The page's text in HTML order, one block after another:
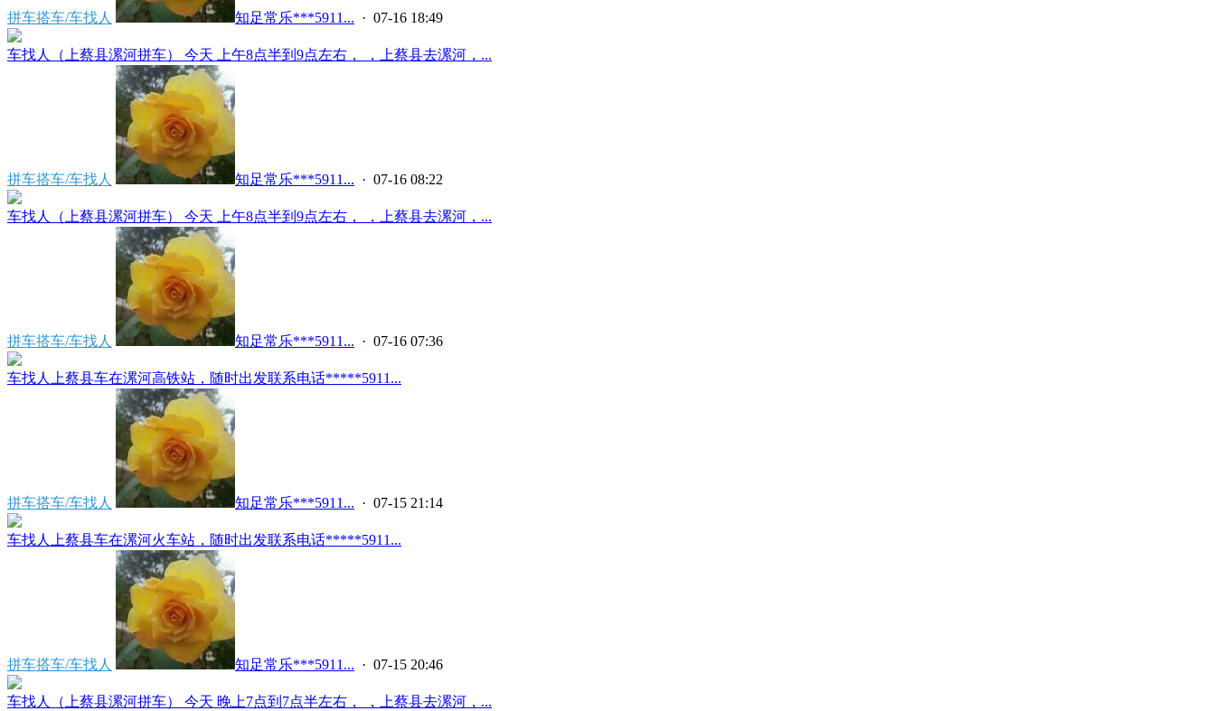
拼车搭车/车找人 知足常乐***5911... · 07-16 18:49
车找人（上蔡县漯河拼车） 今天 上午8点半到9点左右， ，上蔡县去漯河，...
拼车搭车/车找人 知足常乐***5911... · 07-16 08:22
车找人（上蔡县漯河拼车） 今天 上午8点半到9点左右， ，上蔡县去漯河，...
拼车搭车/车找人 知足常乐***5911... · 07-16 07:36
车找人上蔡县车在漯河高铁站，随时出发联系电话*****5911...
拼车搭车/车找人 知足常乐***5911... · 07-15 21:14
车找人上蔡县车在漯河火车站，随时出发联系电话*****5911...
拼车搭车/车找人 知足常乐***5911... · 07-15 20:46
车找人（上蔡县漯河拼车） 今天 晚上7点到7点半左右， ，上蔡县去漯河，...